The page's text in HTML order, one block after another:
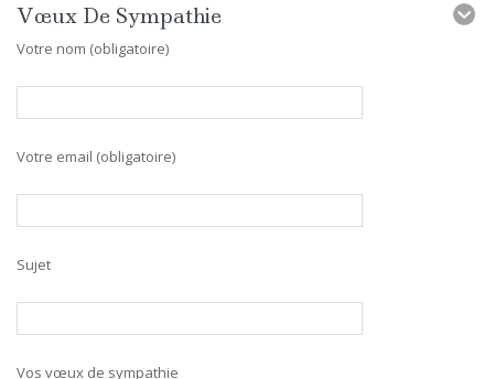
Vœux De Sympathie
Votre nom (obligatoire)
Votre email (obligatoire)
Sujet
Vos vœux de sympathie